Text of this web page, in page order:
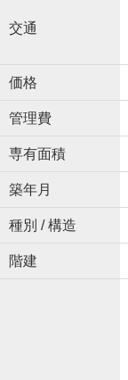
交通
価格
管理費
専有面積
築年月
種別 / 構造
階建